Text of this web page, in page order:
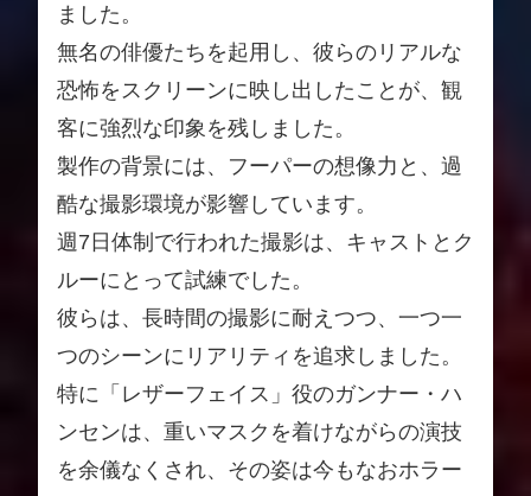
ました。
無名の俳優たちを起用し、彼らのリアルな
恐怖をスクリーンに映し出したことが、観
客に強烈な印象を残しました。
製作の背景には、フーパーの想像力と、過
酷な撮影環境が影響しています。
週7日体制で行われた撮影は、キャストとク
ルーにとって試練でした。
彼らは、長時間の撮影に耐えつつ、一つ一
つのシーンにリアリティを追求しました。
特に「レザーフェイス」役のガンナー・ハ
ンセンは、重いマスクを着けながらの演技
を余儀なくされ、その姿は今もなおホラー